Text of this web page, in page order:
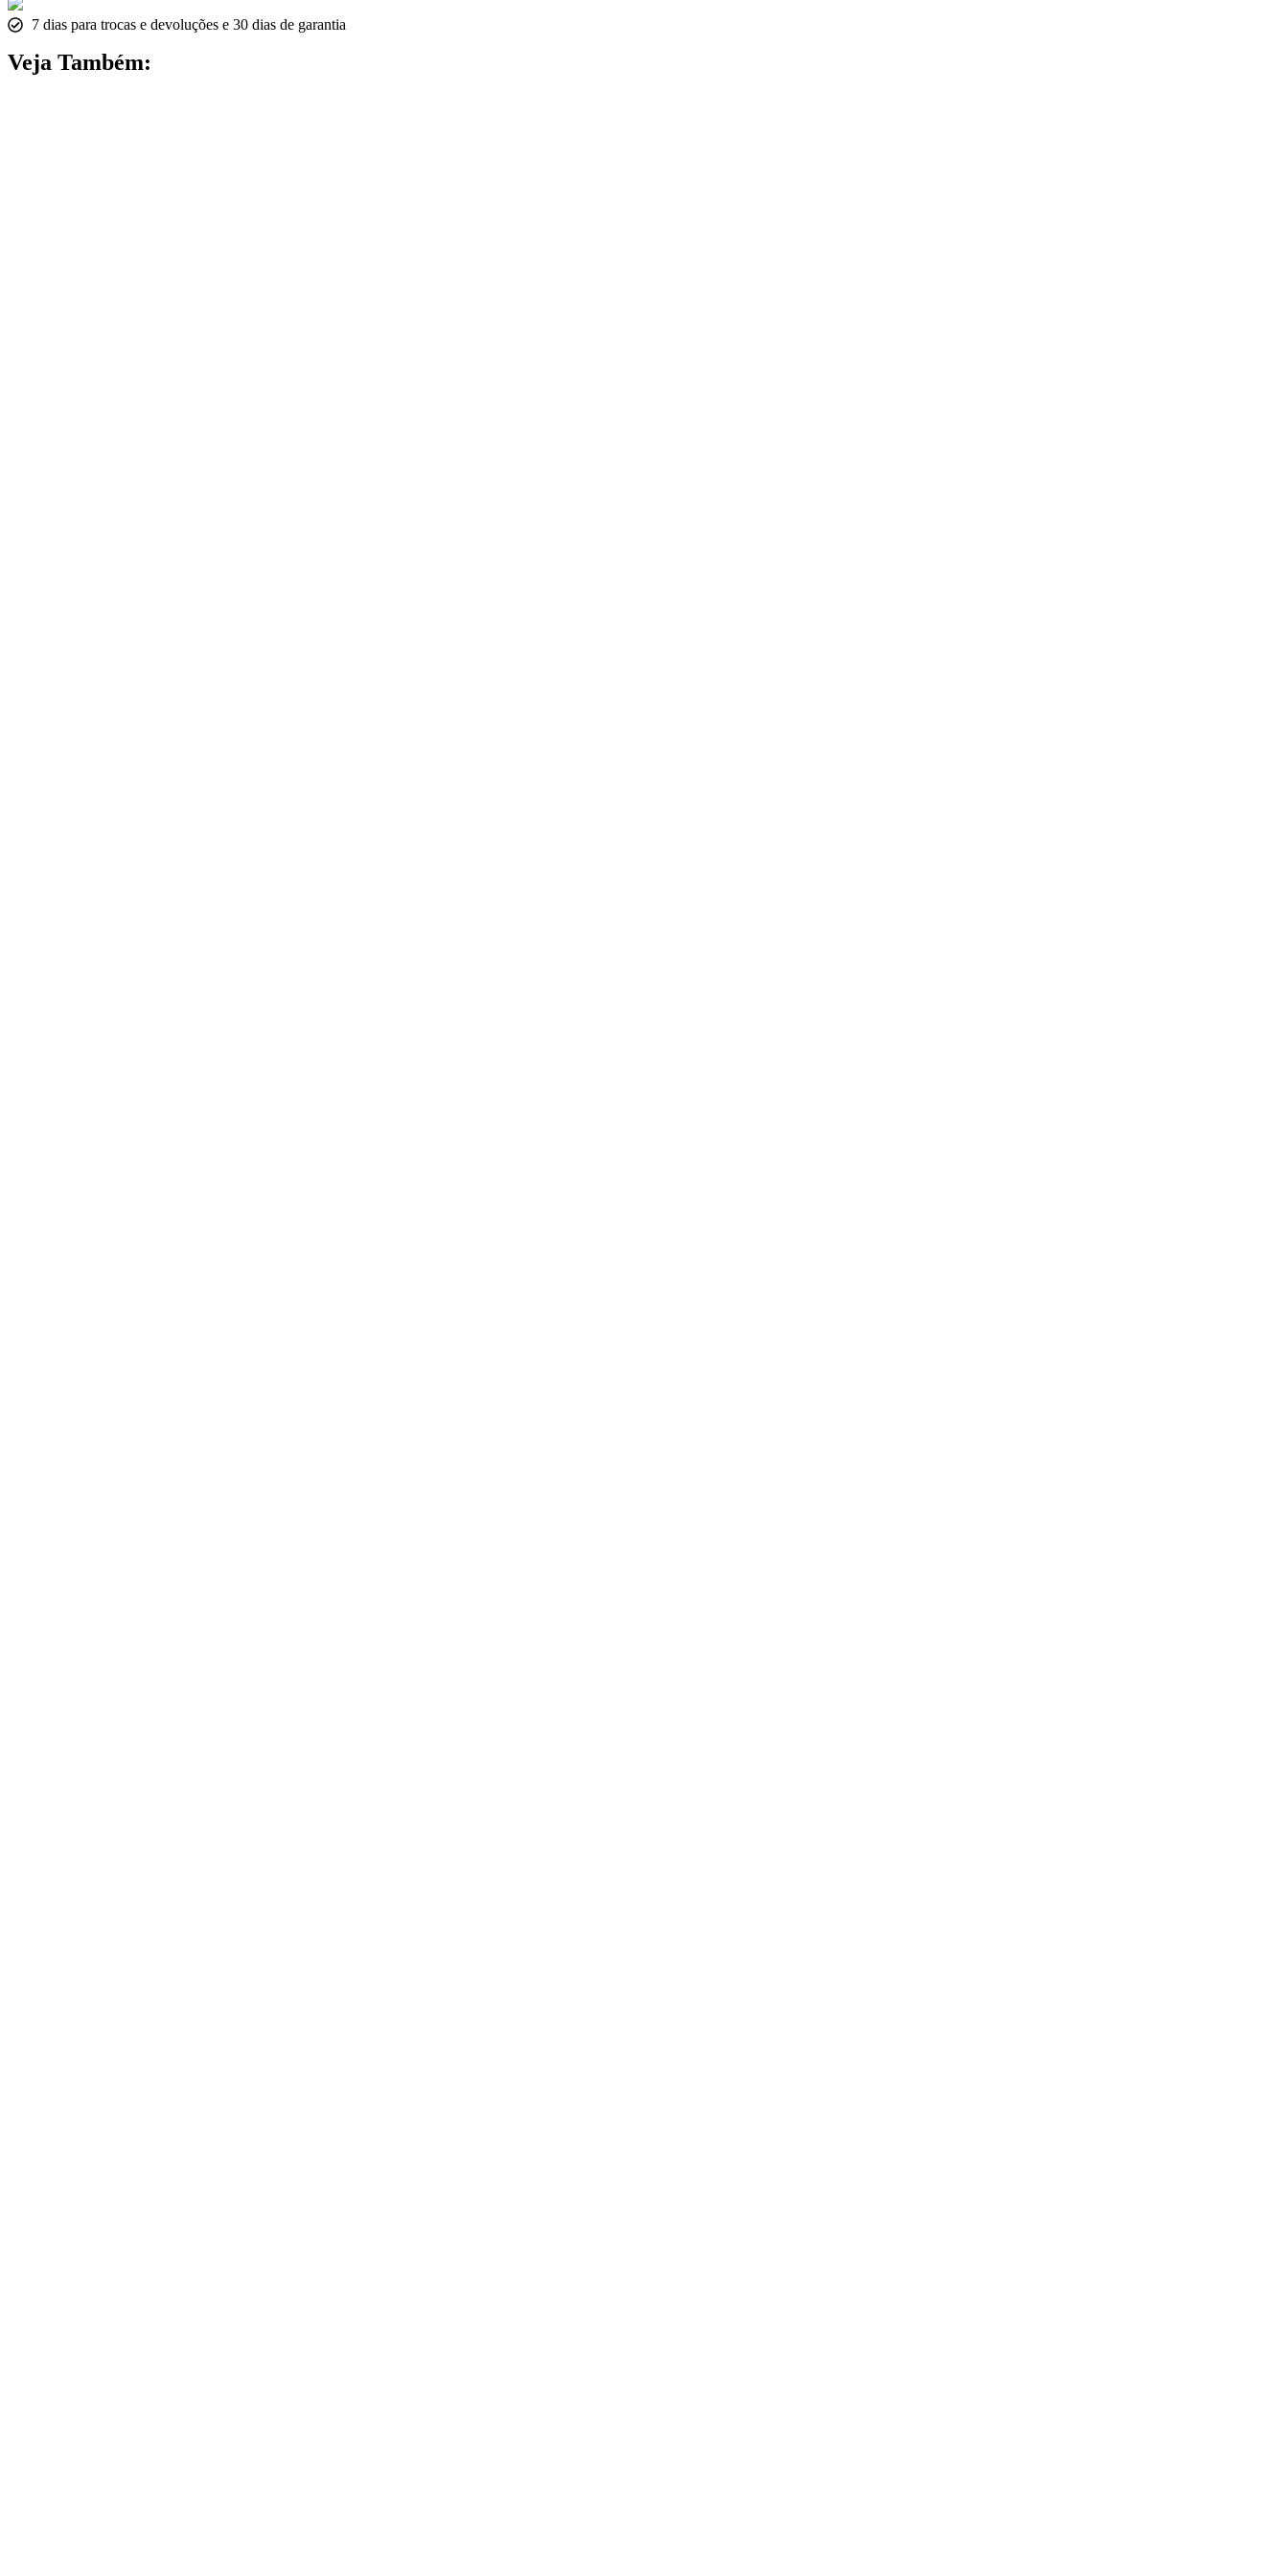
7 dias para trocas e devoluções e 30 dias de garantia
Veja Também: